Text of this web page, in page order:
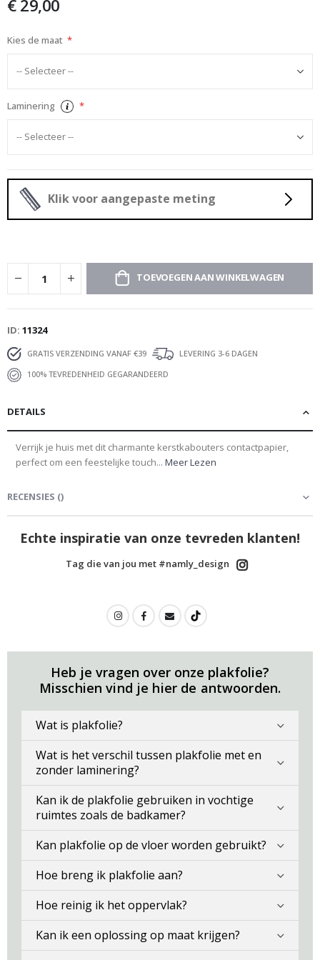
afbeeldingen-
€ 29,00
Kies de maat
Laminering
Klik voor aangepaste meting
TOEVOEGEN AAN WINKELWAGEN
ID 11324
GRATIS VERZENDING VANAF €39
LEVERING 3-6 DAGEN
100% TEVREDENHEID GEGARANDEERD
DETAILS
Verrijk je huis met dit charmante kerstkabouters contactpapier,
perfect om een feestelijke touch... Meer Lezen
RECENSIES ()
Echte inspiratie van onze tevreden klanten!
Tag die van jou met #namly_design
Heb je vragen over onze plakfolie?
Misschien vind je hier de antwoorden.
Wat is plakfolie?
Wat is het verschil tussen plakfolie met en
zonder laminering?
Kan ik de plakfolie gebruiken in vochtige
ruimtes zoals de badkamer?
Kan plakfolie op de vloer worden gebruikt?
Hoe breng ik plakfolie aan?
Hoe reinig ik het oppervlak?
Kan ik een oplossing op maat krijgen?